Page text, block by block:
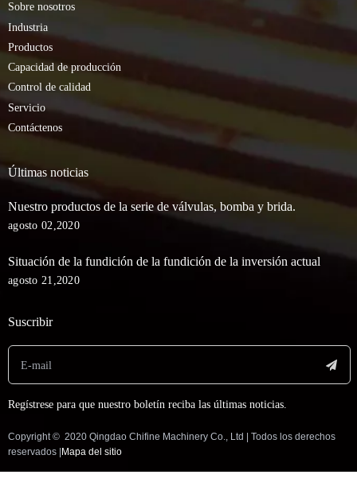
Sobre nosotros
Industria
Productos
Capacidad de producción
Control de calidad
Servicio
Contáctenos
Últimas noticias
Nuestro productos de la serie de válvulas, bomba y brida.
agosto 02,2020
Situación de la fundición de la fundición de la inversión actual
agosto 21,2020
Suscribir
Regístrese para que nuestro boletín reciba las últimas noticias.
Copyright © ️ 2020 Qingdao Chifine Machinery Co., Ltd | Todos los derechos
reservados | Mapa del sitio